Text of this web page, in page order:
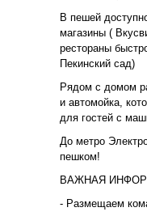
В пешей
магазины (
рестораны
Пекинский сад)
Рядом с домом
и автомойка,
для гостей с
До метро
пешком!
ВАЖНАЯ
- Размещаем